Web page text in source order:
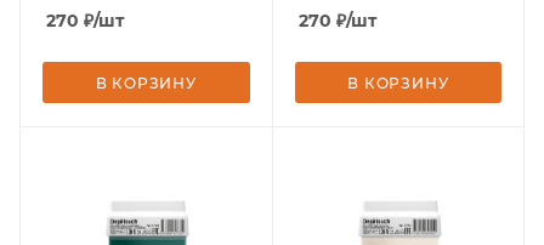
270 ₽/шт
В КОРЗИНУ
270 ₽/шт
В КОРЗИНУ